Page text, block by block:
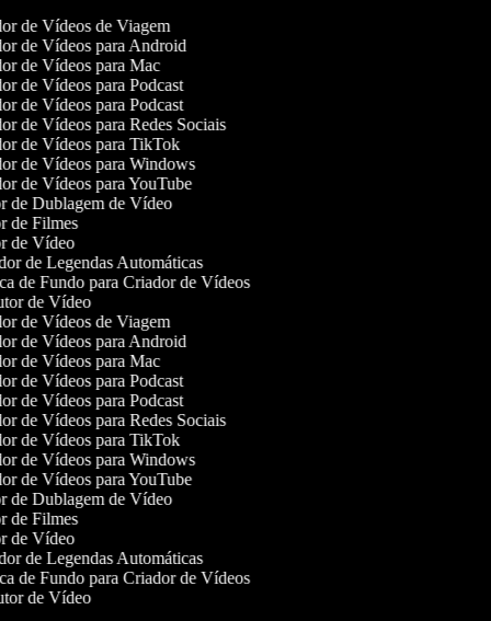
de Vídeos de Viagem
de Vídeos para Android
de Vídeos para Mac
de Vídeos para Podcast
de Vídeos para Podcast
de Vídeos para Redes Sociais
de Vídeos para TikTok
de Vídeos para Windows
de Vídeos para YouTube
Dublagem de Vídeo
Filmes
de Vídeo
de Legendas Automáticas
de Fundo para Criador de Vídeos
de Vídeo
de Vídeos de Viagem
de Vídeos para Android
de Vídeos para Mac
de Vídeos para Podcast
de Vídeos para Podcast
de Vídeos para Redes Sociais
de Vídeos para TikTok
de Vídeos para Windows
de Vídeos para YouTube
Dublagem de Vídeo
Filmes
de Vídeo
de Legendas Automáticas
de Fundo para Criador de Vídeos
de Vídeo